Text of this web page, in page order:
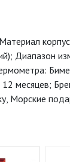
Диапазон
месяцев;
Морские